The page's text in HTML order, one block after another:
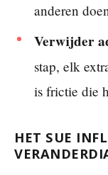
anderen
Verwijder
stap, elk
is frictie die
HET SUE